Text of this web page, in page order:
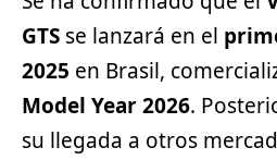
GTS se lanzará en el
2025 en Brasil,
Model Year 2026.
su llegada a otros